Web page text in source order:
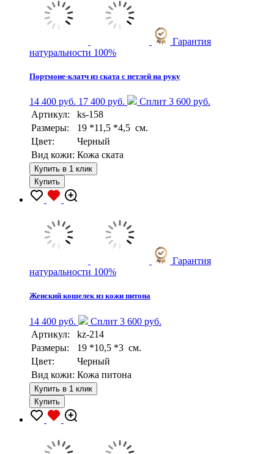
Гарантия
натуральности 100%
Портмоне-клатч из ската с петлей на руку
14 400 руб. 17 400 руб.
Сплит 3 600 руб.
Артикул:
ks-158
Размеры:
19 *11,5 *4,5 см.
Цвет:
Черный
Вид кожи: Кожа ската
Купить в 1 клик
Купить
Гарантия
натуральности 100%
Женский кошелек из кожи питона
14 400 руб.
Сплит 3 600 руб.
Артикул:
kz-214
Размеры:
19 *10,5 *3 см.
Цвет:
Черный
Вид кожи: Кожа питона
Купить в 1 клик
Купить